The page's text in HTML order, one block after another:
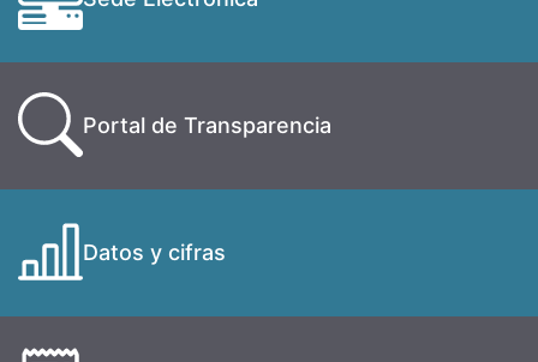
Portal de Transparencia
Datos y cifras